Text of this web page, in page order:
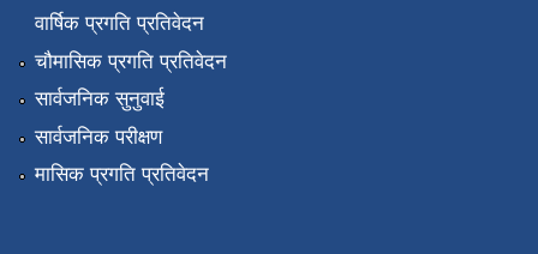
वार्षिक प्रगति प्रतिवेदन
चौमासिक प्रगति प्रतिवेदन
सार्वजनिक सुनुवाई
सार्वजनिक परीक्षण
मासिक प्रगति प्रतिवेदन